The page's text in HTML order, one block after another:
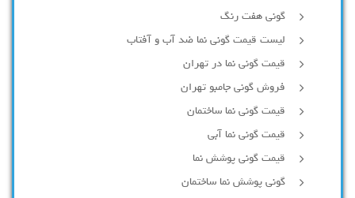
گونی هفت رنگ
لیست قیمت گونی نما ضد آب و آفتاب
قیمت گونی نما در تهران
فروش گونی جامبو تهران
قیمت گونی نما ساختمان
قیمت گونی نما آبی
قیمت گونی پوشش نما
گونی پوشش نما ساختمان